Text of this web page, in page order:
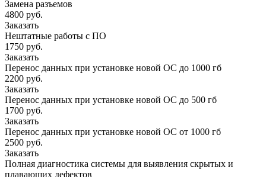
Замена разъемов
4800 руб.
Заказать
Нештатные работы с ПО
1750 руб.
Заказать
Перенос данных при установке новой ОС до 1000 гб
2200 руб.
Заказать
Перенос данных при установке новой ОС до 500 гб
1700 руб.
Заказать
Перенос данных при установке новой ОС от 1000 гб
2500 руб.
Заказать
Полная диагностика системы для выявления скрытых и
плавающих дефектов